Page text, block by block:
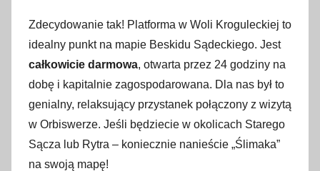
Zdecydowanie tak! Platforma w Woli Kroguleckiej to
idealny punkt na mapie Beskidu Sądeckiego. Jest
całkowicie darmowa, otwarta przez 24 godziny na
dobę i kapitalnie zagospodarowana. Dla nas był to
genialny, relaksujący przystanek połączony z wizytą
w Orbiswerze. Jeśli będziecie w okolicach Starego
Sącza lub Rytra – koniecznie nanieście „Ślimaka”
na swoją mapę!